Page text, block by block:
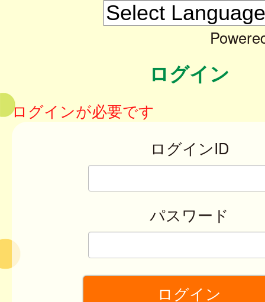
ログイン
ログインが必要です
ログインID
パスワード